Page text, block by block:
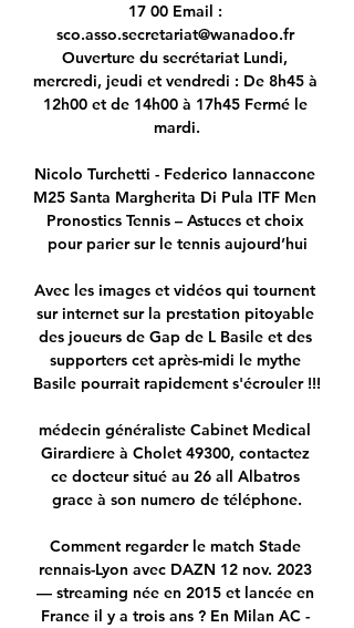
17 00 Email :
sco.asso.secretariat@wanadoo.fr
Ouverture du secrétariat Lundi,
mercredi, jeudi et vendredi : De 8h45 à
12h00 et de 14h00 à 17h45 Fermé le
mardi.
Nicolo Turchetti - Federico Iannaccone
M25 Santa Margherita Di Pula ITF Men
Pronostics Tennis – Astuces et choix
pour parier sur le tennis aujourd’hui
Avec les images et vidéos qui tournent
sur internet sur la prestation pitoyable
des joueurs de Gap de L Basile et des
supporters cet après-midi le mythe
Basile pourrait rapidement s'écrouler !!!
médecin généraliste Cabinet Medical
Girardiere à Cholet 49300, contactez
ce docteur situé au 26 all Albatros
grace à son numero de téléphone.
Comment regarder le match Stade
rennais-Lyon avec DAZN 12 nov. 2023
— streaming née en 2015 et lancée en
France il y a trois ans ? En Milan AC -